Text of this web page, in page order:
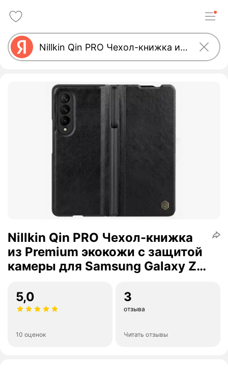
Nillkin Qin PRO Чехол-книжка
из Premium экокожи с защитой
камеры для Samsung Galaxy Z
5,0
10 оценок
3
отзыва
Читать отзывы